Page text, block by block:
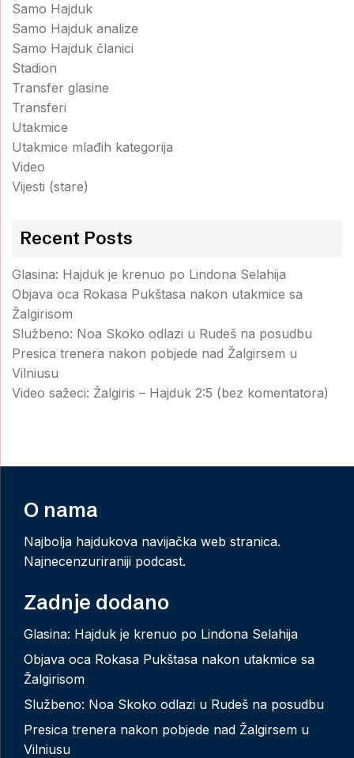
Samo Hajduk
Samo Hajduk analize
Samo Hajduk članici
Stadion
Transfer glasine
Transferi
Utakmice
Utakmice mlađih kategorija
Video
Vijesti (stare)
Recent Posts
Glasina: Hajduk je krenuo po Lindona Selahija
Objava oca Rokasa Pukštasa nakon utakmice sa
Žalgirisom
Službeno: Noa Skoko odlazi u Rudeš na posudbu
Presica trenera nakon pobjede nad Žalgirsem u
Vilniusu
Video sažeci: Žalgiris – Hajduk 2:5 (bez komentatora)
O nama
Najbolja hajdukova navijačka web stranica.
Najnecenzuriraniji podcast.
Zadnje dodano
Glasina: Hajduk je krenuo po Lindona Selahija
Objava oca Rokasa Pukštasa nakon utakmice sa
Žalgirisom
Službeno: Noa Skoko odlazi u Rudeš na posudbu
Presica trenera nakon pobjede nad Žalgirsem u
Vilniusu